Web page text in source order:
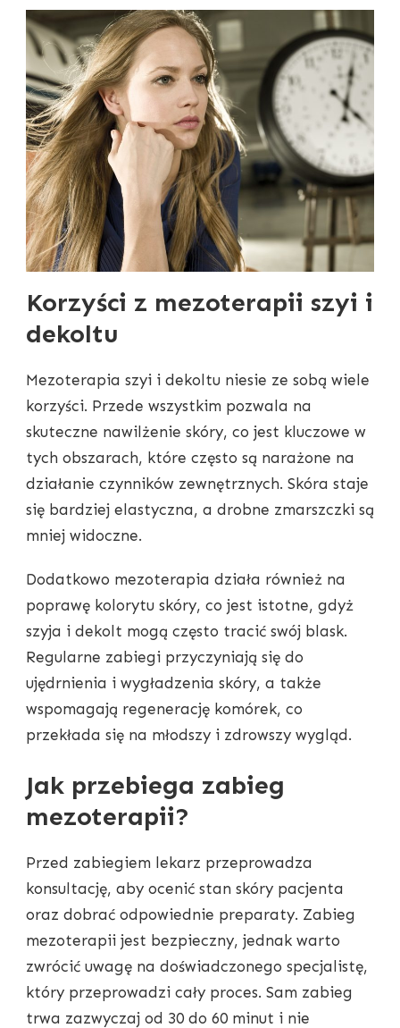
Korzyści z mezoterapii szyi i
dekoltu
Mezoterapia szyi i dekoltu niesie ze sobą wiele
korzyści. Przede wszystkim pozwala na
skuteczne nawilżenie skóry, co jest kluczowe w
tych obszarach, które często są narażone na
działanie czynników zewnętrznych. Skóra staje
się bardziej elastyczna, a drobne zmarszczki są
mniej widoczne.
Dodatkowo mezoterapia działa również na
poprawę kolorytu skóry, co jest istotne, gdyż
szyja i dekolt mogą często tracić swój blask.
Regularne zabiegi przyczyniają się do
ujędrnienia i wygładzenia skóry, a także
wspomagają regenerację komórek, co
przekłada się na młodszy i zdrowszy wygląd.
Jak przebiega zabieg
mezoterapii?
Przed zabiegiem lekarz przeprowadza
konsultację, aby ocenić stan skóry pacjenta
oraz dobrać odpowiednie preparaty. Zabieg
mezoterapii jest bezpieczny, jednak warto
zwrócić uwagę na doświadczonego specjalistę,
który przeprowadzi cały proces. Sam zabieg
trwa zazwyczaj od 30 do 60 minut i nie